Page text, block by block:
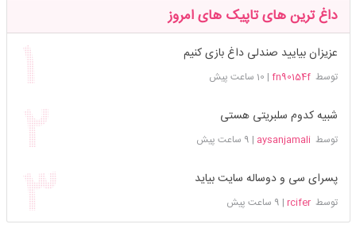
داغ ترین های تاپیک های امروز
عزیزان بیایید صندلی داغ بازی کنیم
توسطfn90154f
| 10 ساعت پیش
شبیه کدوم سلبریتی هستی
توسط aysanjamali
| 9 ساعت پیش
پسرای سی و دوساله سایت بیاید
توسطrcifer
| 9 ساعت پیش